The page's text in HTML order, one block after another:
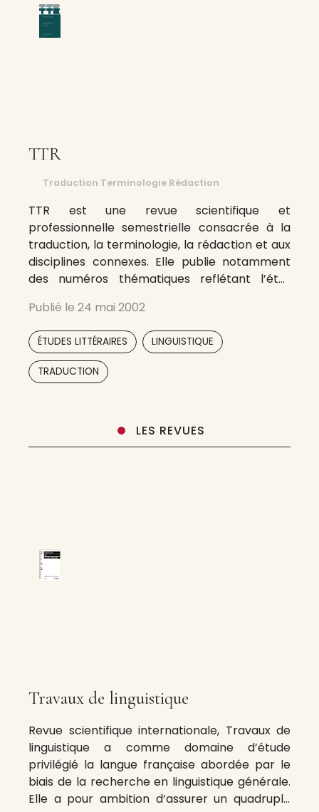
TTR
Traduction Terminologie Rédaction
TTR est une revue scientifique et
professionnelle semestrielle consacrée à la
traduction, la terminologie, la rédaction et aux
disciplines connexes. Elle publie notamment
des numéros thématiques reflétant l’état
Cette revue est l’organe officiel de
l’Association canadienne de traductologie.
Publié le 24 mai 2002
ÉTUDES LITTÉRAIRES LINGUISTIQUE
TRADUCTION
LES REVUES
Travaux de linguistique
Revue scientifique internationale, Travaux de
linguistique a comme domaine d’étude
privilégié la langue française abordée par le
biais de la recherche en linguistique générale.
Elle a pour ambition d’assurer un quadruple